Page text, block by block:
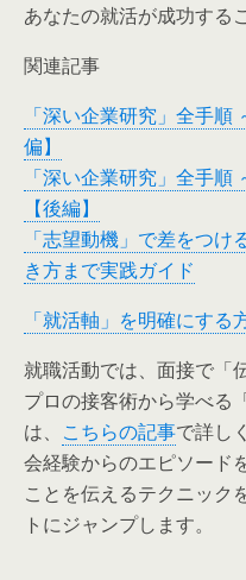
あなたの就活が成功する
関連記事
「深い企業研究」全手
偏】
「深い企業研究」全手
【後編】
「志望動機」で差をつ
き方まで実践ガイド
「就活軸」を明確にする
就職活動では、面接で「
プロの接客術から学べる
は、 こちらの記事で詳し
会経験からのエピソード
ことを伝えるテクニック
トにジャンプします。